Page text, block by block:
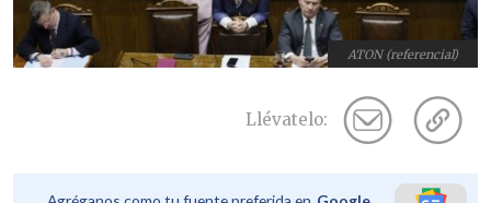
ATON (referencial)
Llévatelo: